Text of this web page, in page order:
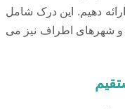
دهیم. این درک شامل
و شهرهای اطراف نیز می